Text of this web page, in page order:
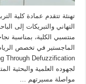
تهنئة تتقدم عمادة كلية
التهاني والتبريكات إلى
منتسبي الكلية، بمناسبة
لجهوده العلمية والبحثية
مواصلة مسيرتهم …